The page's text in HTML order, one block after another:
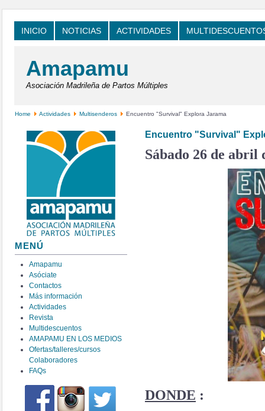
INICIO NOTICIAS ACTIVIDADES
Amapamu
Asociación Madrileña de Partos Múltiples
Home Actividades Multisenderos Encuentro "Survival" Explora Jarama
MENÚ
Amapamu
Asóciate
Contactos
Más información
Actividades
Revista
Multidescuentos
AMAPAMU EN LOS MEDIOS
Ofertas/talleres/cursos
Colaboradores
FAQs
Encuentro "Survival"
Sábado 26 de abril
DONDE :